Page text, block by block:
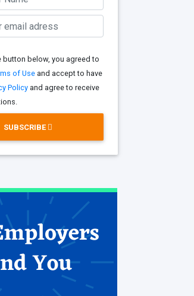
button below, you agreed to
of Useand accept to have
Policyand agree to receive
SUBSCRIBE